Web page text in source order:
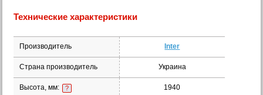
Технические характеристики
Производитель Inter
Страна производитель Украина
Высота, мм: ? 1940